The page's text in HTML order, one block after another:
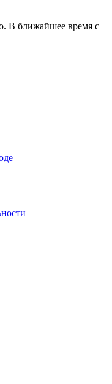
В ближайшее время с